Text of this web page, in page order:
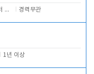
전반적인 카운터 업무 경력무관
1년 이상